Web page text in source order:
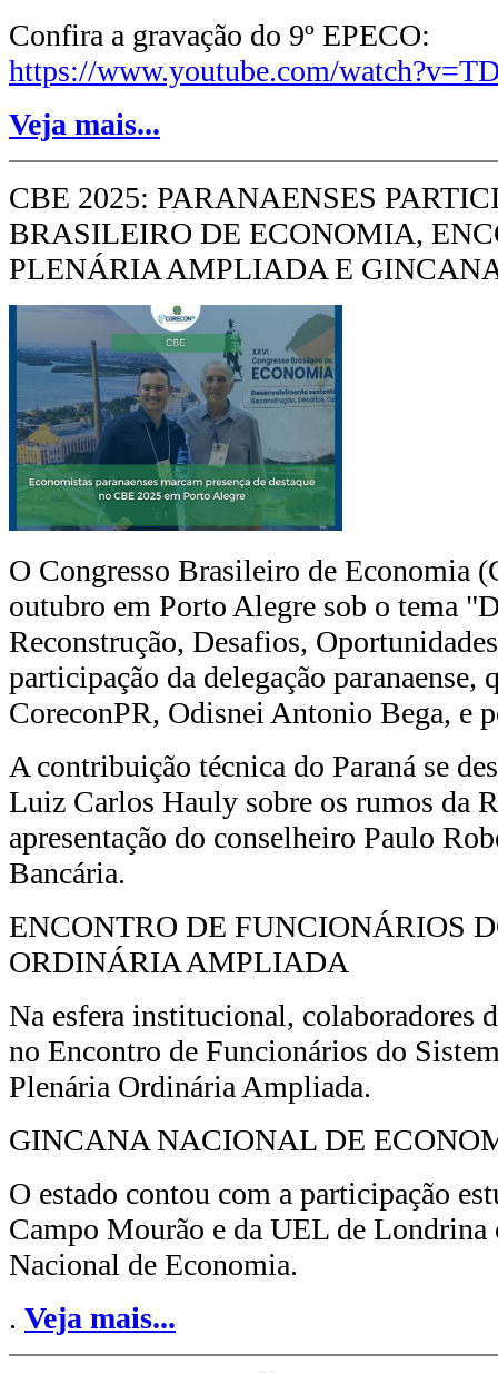
Confira a gravação do 9º EPECO:
https://www.youtube.com/
Veja mais...
CBE 2025: PARANAENSES
BRASILEIRO DE ECONOMIA,
PLENÁRIA AMPLIADA E
O Congresso Brasileiro de Economia
outubro em Porto Alegre sob o tema
Reconstrução, Desafios,
participação da delegação
CoreconPR, Odisnei Antonio Bega, e
A contribuição técnica do Paraná se
Luiz Carlos Hauly sobre os rumos da
apresentação do conselheiro Paulo
Bancária.
ENCONTRO DE FUNCIONÁRIOS
ORDINÁRIA AMPLIADA
Na esfera institucional, colaboradores
no Encontro de Funcionários do
Plenária Ordinária Ampliada.
GINCANA NACIONAL DE
O estado contou com a participação
Campo Mourão e da UEL de
Nacional de Economia.
. Veja mais...